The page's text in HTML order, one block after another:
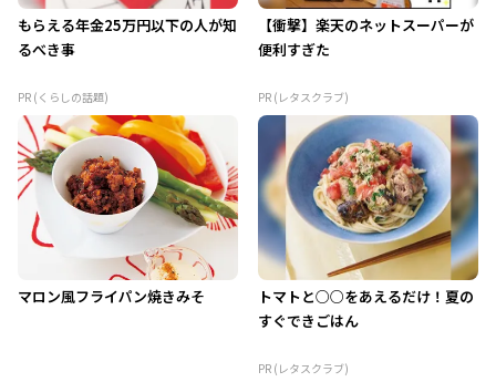
もらえる年金25万円以下の人が知
るべき事
PR (くらしの話題)
【衝撃】楽天のネットスーパーが
便利すぎた
PR (レタスクラブ)
マロン風フライパン焼きみそ
トマトと○○をあえるだけ！夏の
すぐできごはん
PR (レタスクラブ)